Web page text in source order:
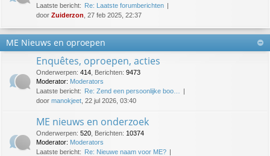
Laatste bericht: Re: Laatste forumberichten
door Zuiderzon , 27 feb 2025, 22:37
ME Nieuws en oproepen
Enquêtes, oproepen, acties
Onderwerpen: 414 Berichten: 9473
Moderator: Moderators
Laatste bericht: Re: Zend een persoonlijke boo…
door manokjeet , 22 jul 2026, 03:40
ME nieuws en onderzoek
Onderwerpen: 520 Berichten: 10374
Moderator: Moderators
Laatste bericht: Re: Nieuwe naam voor ME?